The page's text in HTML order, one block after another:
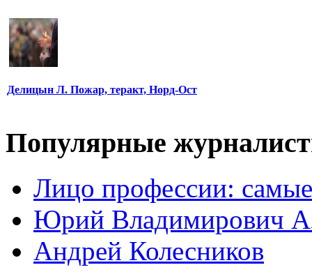
Делицын Л. Пожар, теракт, Норд-Ост
Популярные
Лицо профессии:
Юрий Владимирович
Андрей Колесников